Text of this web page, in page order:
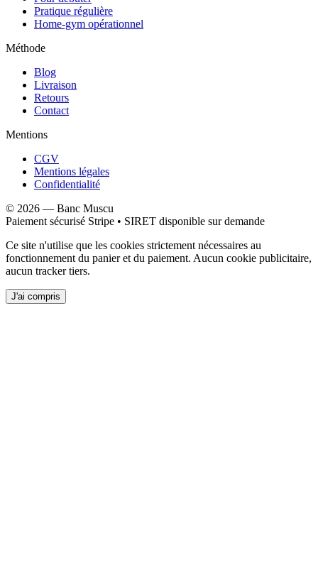
Pratique régulière
Home-gym opérationnel
Méthode
Blog
Livraison
Retours
Contact
Mentions
CGV
Mentions légales
Confidentialité
© 2026 — Banc Muscu
Paiement sécurisé Stripe • SIRET disponible sur demande
Ce site n'utilise que les cookies strictement nécessaires au
fonctionnement du panier et du paiement. Aucun cookie publicitaire,
aucun tracker tiers.
J'ai compris